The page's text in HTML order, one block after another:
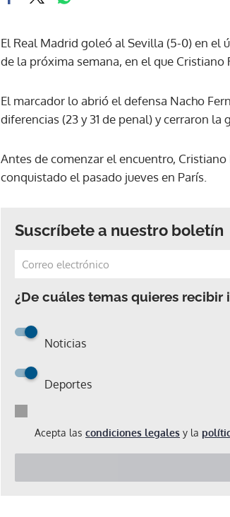
El Real Madrid goleó al Sevilla (5-0) en
de la próxima semana, en el que
El marcador lo abrió el defensa Nacho
diferencias (23 y 31 de penal) y cerraron
Antes de comenzar el encuentro,
conquistado el pasado jueves en París.
Suscríbete a nuestro boletín
¿De cuáles temas quieres recibir
Noticias
Deportes
Acepta las condiciones legales y la